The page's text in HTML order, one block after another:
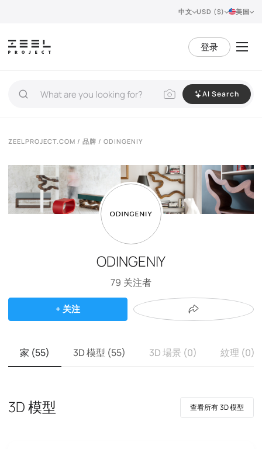
中文 USD ($) 美国
登录
AI Search
ZEELPROJECT.COM / 品牌 / ODINGENIY
ODINGENIY
79 关注者
+ 关注
家 (55) 3D 模型 (55) 3D 場景 (0) 紋理 (0)
3D 模型 查看所有 3D 模型